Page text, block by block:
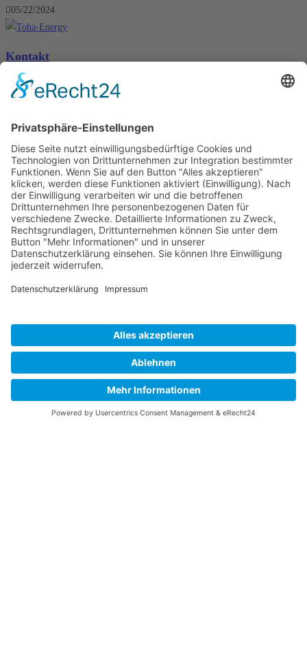
05/22/2024
Kontakt
+49 0152 51027954
WhatsApp
info@toha-energy.de
Jetzt Energieberatung anfragen
Kontakt